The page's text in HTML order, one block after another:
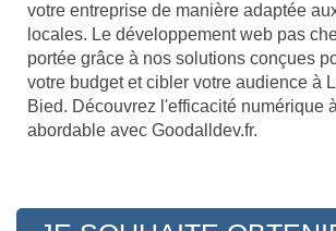
votre entreprise de manière adaptée
locales. Le développement web pas
portée grâce à nos solutions conçues
votre budget et cibler votre audience à
Bied. Découvrez l'efficacité numérique
abordable avec Goodalldev.fr.